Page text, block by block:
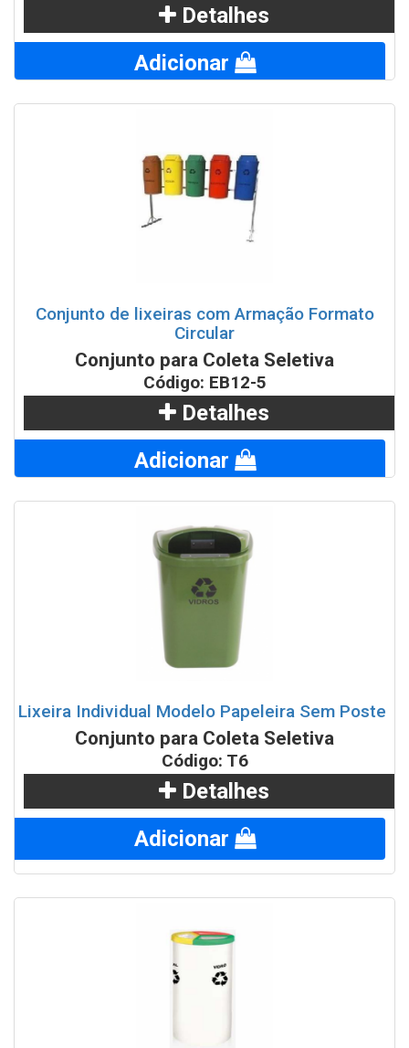
Detalhes
Adicionar
Conjunto de lixeiras com Armação Formato
Circular
Conjunto para Coleta Seletiva
Código: EB12-5
Detalhes
Adicionar
Lixeira Individual Modelo Papeleira Sem Poste
Conjunto para Coleta Seletiva
Código: T6
Detalhes
Adicionar